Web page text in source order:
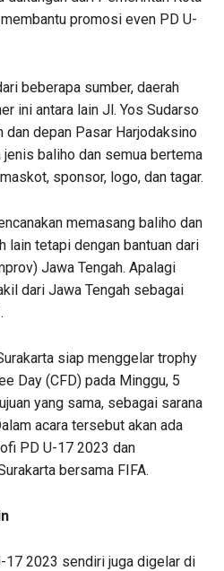
promosi even PD U-
beberapa sumber, daerah
ini antara lain Jl. Yos Sudarso
dan depan Pasar Harjodaksino
jenis baliho dan semua bertema
sponsor, logo, dan tagar.
memasang baliho dan
lain tetapi dengan bantuan dari
Jawa Tengah. Apalagi
dari Jawa Tengah sebagai
siap menggelar trophy
Day (CFD) pada Minggu, 5
yang sama, sebagai sarana
acara tersebut akan ada
PD U-17 2023 dan
bersama FIFA.
17 2023 sendiri juga digelar di